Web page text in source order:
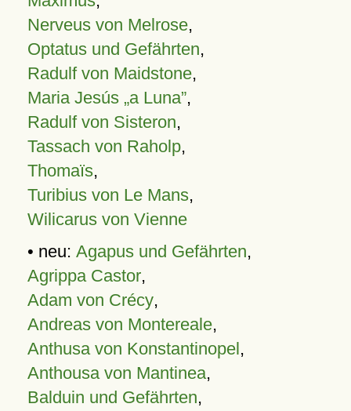
Nerveus von Melrose,
Optatus und Gefährten,
Radulf von Maidstone,
Maria Jesús „a Luna”,
Radulf von Sisteron,
Tassach von Raholp,
Thomaïs,
Turibius von Le Mans,
Wilicarus von Vienne
• neu: Agapus und Gefährten,
Agrippa Castor,
Adam von Crécy,
Andreas von Montereale,
Anthusa von Konstantinopel,
Anthousa von Mantinea,
Balduin und Gefährten,